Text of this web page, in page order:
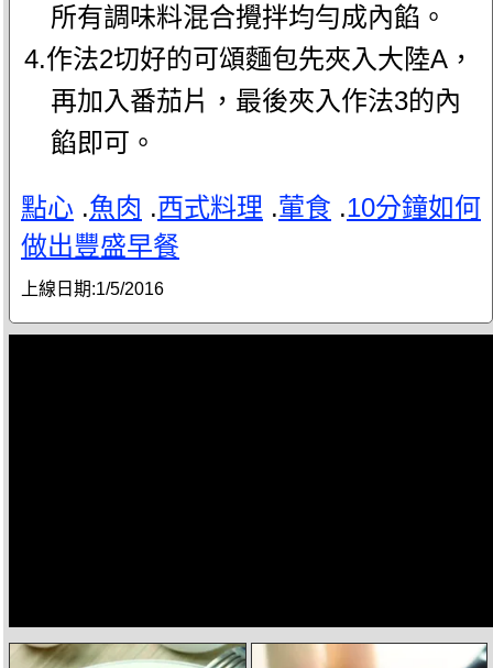
所有調味料混合攪拌均勻成內餡。
4.作法2切好的可頌麵包先夾入大陸A，
再加入番茄片，最後夾入作法3的內
餡即可。
點心 .魚肉 .西式料理 .葷食 .10分鐘如何
做出豐盛早餐
上線日期:1/5/2016